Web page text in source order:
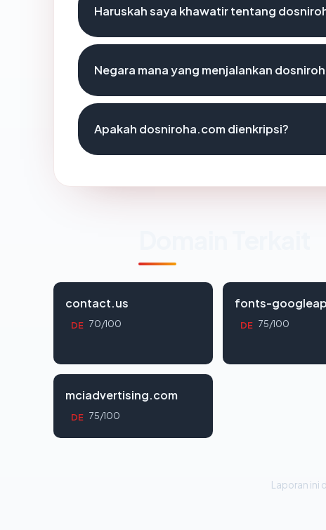
Haruskah saya khawatir tentang
Negara mana yang menjalankan
Apakah dosniroha.com dienkripsi?
contact.us
DE 70/100
fonts-
DE 75/100
mciadvertising.com
DE 75/100
Laporan ini